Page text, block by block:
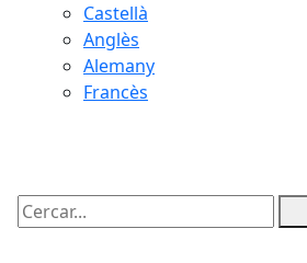
Castellà
Anglès
Alemany
Francès
Cercar: